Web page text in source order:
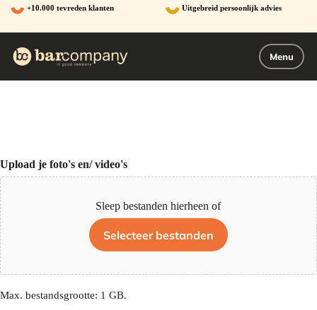
Ga
naar
de
Menu
+10.000 tevreden klanten Uitgebreid persoonlijk advies
Upload je foto's en/ video's
Sleep bestanden hierheen of
Selecteer bestanden
Max. bestandsgrootte: 1 GB.